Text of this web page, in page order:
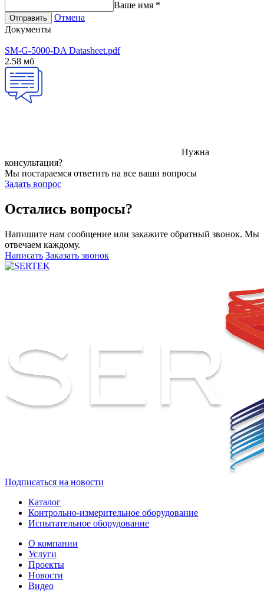
Ваше имя *
Отправить
Отмена
Документы
SM-G-5000-DA Datasheet.pdf
2.58 мб
Нужна
консультация?
Мы постараемся ответить на все ваши вопросы
Задать вопрос
Остались вопросы?
Напишите нам сообщение или закажите обратный звонок. Мы
отвечаем каждому.
Написать Заказать звонок
Подписаться на новости
Каталог
Контрольно-измерительное оборудование
Испытательное оборудование
О компании
Услуги
Проекты
Новости
Видео